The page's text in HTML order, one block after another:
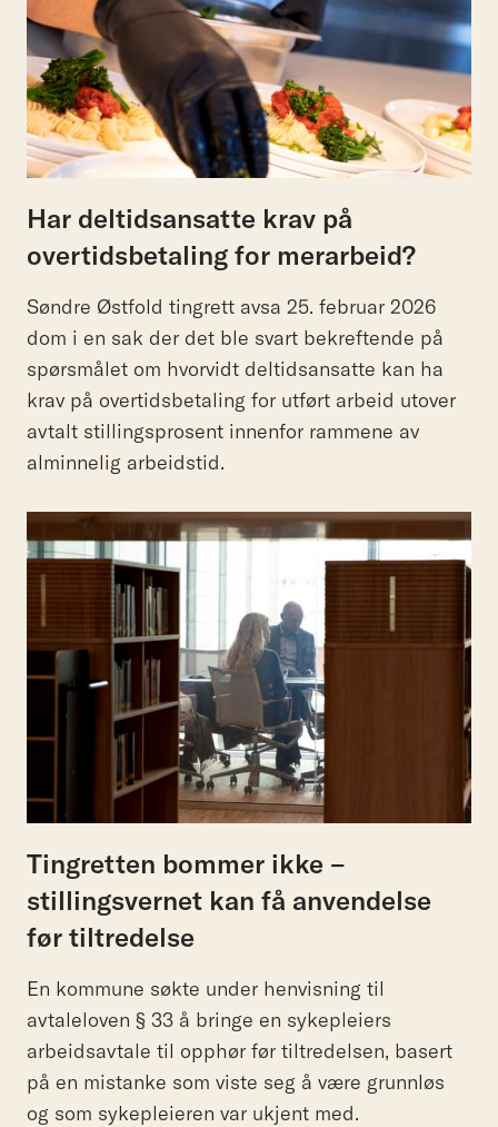
Har deltidsansatte krav på
overtidsbetaling for merarbeid?
Søndre Østfold tingrett avsa 25. februar 2026
dom i en sak der det ble svart bekreftende på
spørsmålet om hvorvidt deltidsansatte kan ha
krav på overtidsbetaling for utført arbeid utover
avtalt stillingsprosent innenfor rammene av
alminnelig arbeidstid.
Tingretten bommer ikke –
stillingsvernet kan få anvendelse
før tiltredelse
En kommune søkte under henvisning til
avtaleloven § 33 å bringe en sykepleiers
arbeidsavtale til opphør før tiltredelsen, basert
på en mistanke som viste seg å være grunnløs
og som sykepleieren var ukjent med.